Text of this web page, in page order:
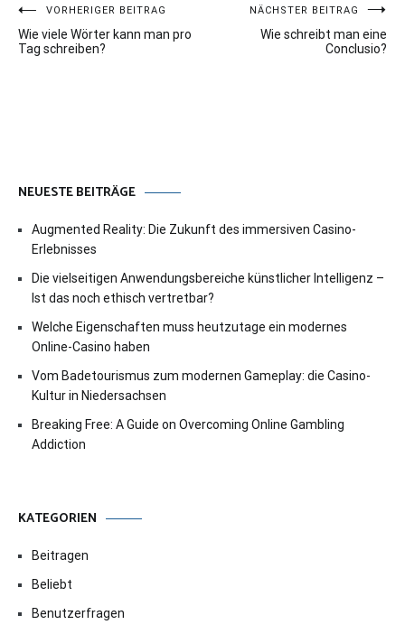
Beitragsnavigation
VORHERIGER BEITRAG
Wie viele Wörter kann man pro
Tag schreiben?
NÄCHSTER BEITRAG
Wie schreibt man eine
Conclusio?
NEUESTE BEITRÄGE
Augmented Reality: Die Zukunft des immersiven Casino-
Erlebnisses
Die vielseitigen Anwendungsbereiche künstlicher Intelligenz –
Ist das noch ethisch vertretbar?
Welche Eigenschaften muss heutzutage ein modernes
Online-Casino haben
Vom Badetourismus zum modernen Gameplay: die Casino-
Kultur in Niedersachsen
Breaking Free: A Guide on Overcoming Online Gambling
Addiction
KATEGORIEN
Beitragen
Beliebt
Benutzerfragen